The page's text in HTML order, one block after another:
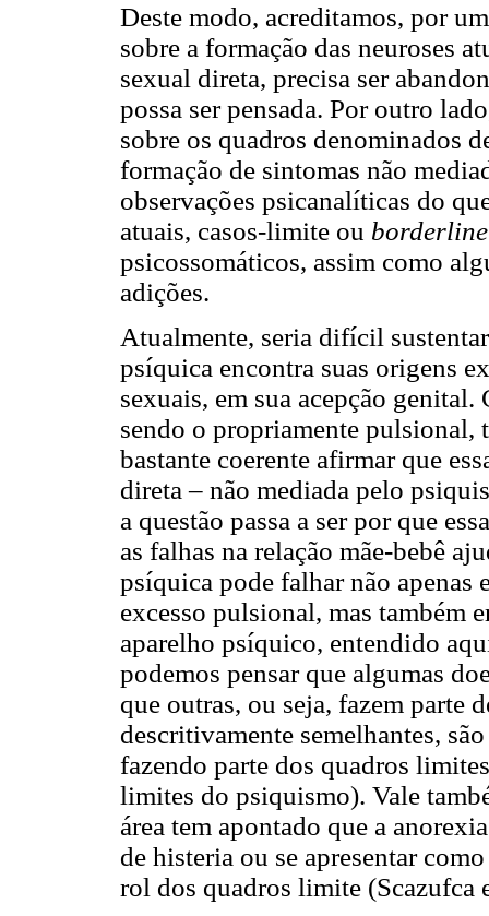
Deste modo, acreditamos, por
sobre a formação das neuroses
sexual direta, precisa ser
possa ser pensada. Por outro
sobre os quadros denominados
formação de sintomas não
observações psicanalíticas do
atuais, casos-limite ou borderline
psicossomáticos, assim como
adições.
Atualmente, seria difícil
psíquica encontra suas origens
sexuais, em sua acepção
sendo o propriamente pulsional,
bastante coerente afirmar que
direta – não mediada pelo
a questão passa a ser por que
as falhas na relação mãe-bebê
psíquica pode falhar não apenas
excesso pulsional, mas também
aparelho psíquico, entendido
podemos pensar que algumas
que outras, ou seja, fazem parte
descritivamente semelhantes,
fazendo parte dos quadros
limites do psiquismo). Vale
área tem apontado que a
de histeria ou se apresentar
rol dos quadros limite (Scazufca